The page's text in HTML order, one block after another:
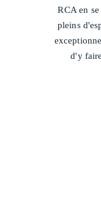
RCA en
pleins
d'y